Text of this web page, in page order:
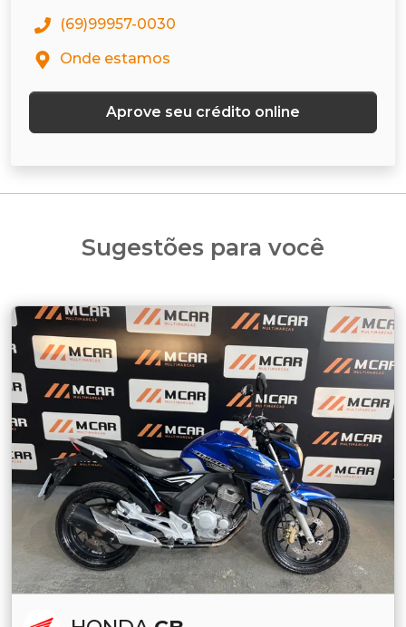
(69)99957-0030
Onde estamos
Aprove seu crédito online
Sugestões para você